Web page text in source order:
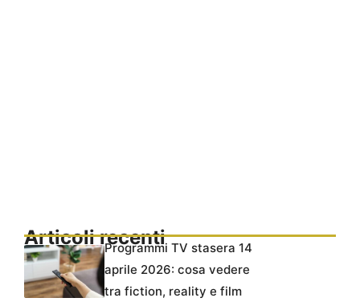
Articoli recentiProgrammi TV stasera 14
aprile 2026: cosa vedere
tra fiction, reality e film